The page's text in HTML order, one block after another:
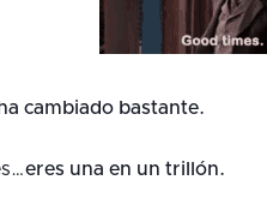
ha cambiado bastante.
eres una en un trillón.